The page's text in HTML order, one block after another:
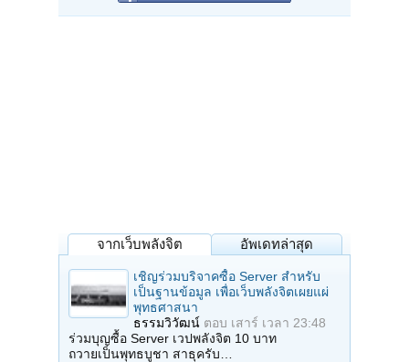
จากเว็บพลังจิต อัพเดทล่าสุด
เชิญร่วมบริจาคซื้อ Server สำหรับ
เป็นฐานข้อมูล เพื่อเว็บพลังจิตเผยแผ่
พุทธศาสนา
ธรรมวิวัฒน์ ตอบ เสาร์ เวลา 23:48
ร่วมบุญซื้อ Server เวปพลังจิต 10 บาท
ถวายเป็นพุทธบูชา สาธุครับ…